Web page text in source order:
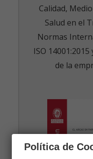
Calidad,
Salud en el
Normas
ISO
de la
Política de